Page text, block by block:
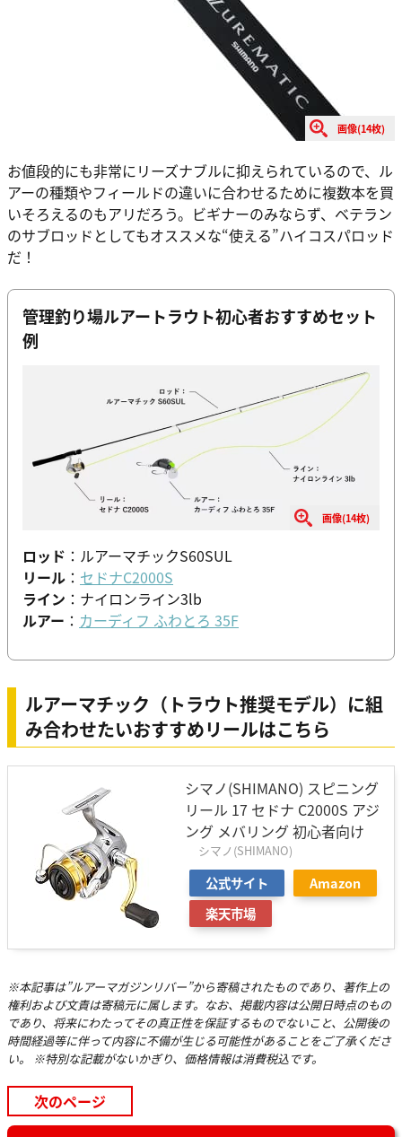
画像(14枚)
お値段的にも非常にリーズナブルに抑えられているので、ル
アーの種類やフィールドの違いに合わせるために複数本を買
いそろえるのもアリだろう。ビギナーのみならず、ベテラン
のサブロッドとしてもオススメな“使える”ハイコスパロッド
だ！
管理釣り場ルアートラウト初心者おすすめセット
例
画像(14枚)
ロッド ：ルアーマチックS60SUL
リール ： セドナC2000S
ライン ：ナイロンライン3lb
ルアー ： カーディフ ふわとろ 35F
ルアーマチック（トラウト推奨モデル）に組
み合わせたいおすすめリールはこちら
シマノ(SHIMANO) スピニング
リール 17 セドナ C2000S アジ
ング メバリング 初心者向け
シマノ(SHIMANO)
公式サイト
Amazon
楽天市場
※本記事は”ルアーマガジンリバー”から寄稿されたものであり、著作上の
権利および文責は寄稿元に属します。なお、掲載内容は公開日時点のもの
であり、将来にわたってその真正性を保証するものでないこと、公開後の
時間経過等に伴って内容に不備が生じる可能性があることをご了承くださ
い。 ※特別な記載がないかぎり、価格情報は消費税込です。
次のページ